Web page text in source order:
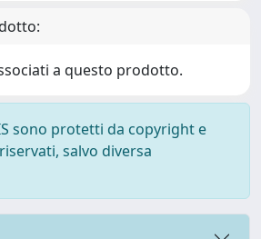
a questo prodotto.
sono protetti da copyright e
salvo diversa